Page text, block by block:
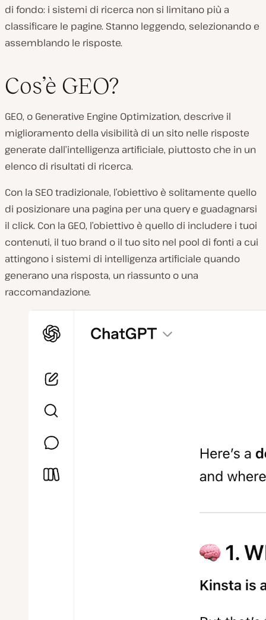
di fondo: i sistemi di ricerca non si limitano più a
classificare le pagine. Stanno leggendo, selezionando e
assemblando le risposte.
Cos’è GEO?
GEO, o Generative Engine Optimization, descrive il
miglioramento della visibilità di un sito nelle risposte
generate dall’intelligenza artificiale, piuttosto che in un
elenco di risultati di ricerca.
Con la SEO tradizionale, l’obiettivo è solitamente quello
di posizionare una pagina per una query e guadagnarsi
il click. Con la GEO, l’obiettivo è quello di includere i tuoi
contenuti, il tuo brand o il tuo sito nel pool di fonti a cui
attingono i sistemi di intelligenza artificiale quando
generano una risposta, un riassunto o una
raccomandazione.